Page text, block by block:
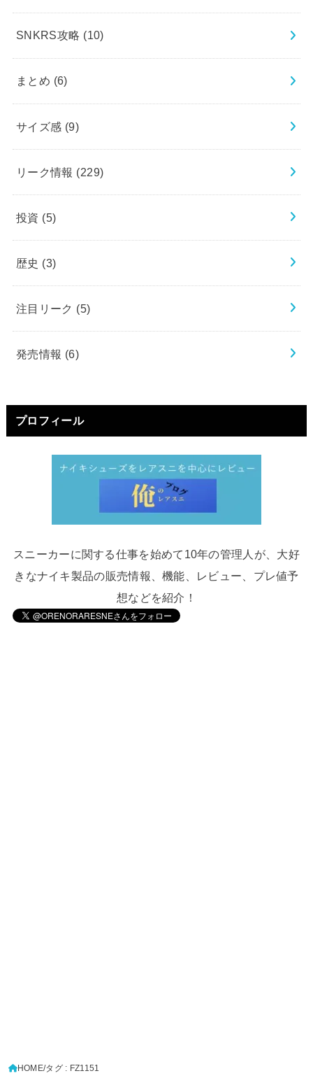
SNKRS攻略 (10)
まとめ (6)
サイズ感 (9)
リーク情報 (229)
投資 (5)
歴史 (3)
注目リーク (5)
発売情報 (6)
プロフィール
スニーカーに関する仕事を始めて10年の管理人が、大好
きなナイキ製品の販売情報、機能、レビュー、プレ値予
想などを紹介！
HOME タグ : FZ1151